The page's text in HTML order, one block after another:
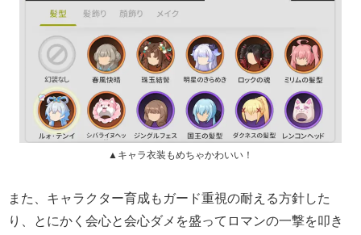
▲キャラ衣装もめちゃかわいい！
また、キャラクター育成もガード重視の耐える方針した
り、とにかく会心と会心ダメを盛ってロマンの一撃を叩き